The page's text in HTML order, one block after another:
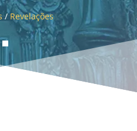
/Revelações